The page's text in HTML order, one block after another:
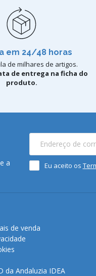
em 24/48 horas
de milhares de artigos.
de entrega na ficha do
produto.
a
Eu aceito os
de venda
da Andaluzia IDEA